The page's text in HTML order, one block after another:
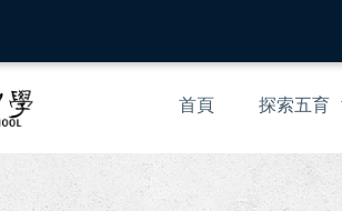
Main
navigation
首頁 探索五育